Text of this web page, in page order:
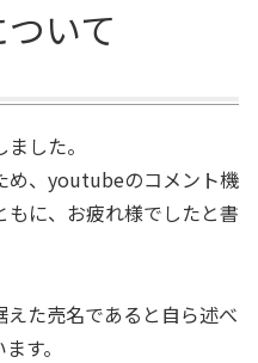
いて
した。
め、youtubeのコメント機
に、お疲れ様でしたと書
た売名であると自ら述べ
す。